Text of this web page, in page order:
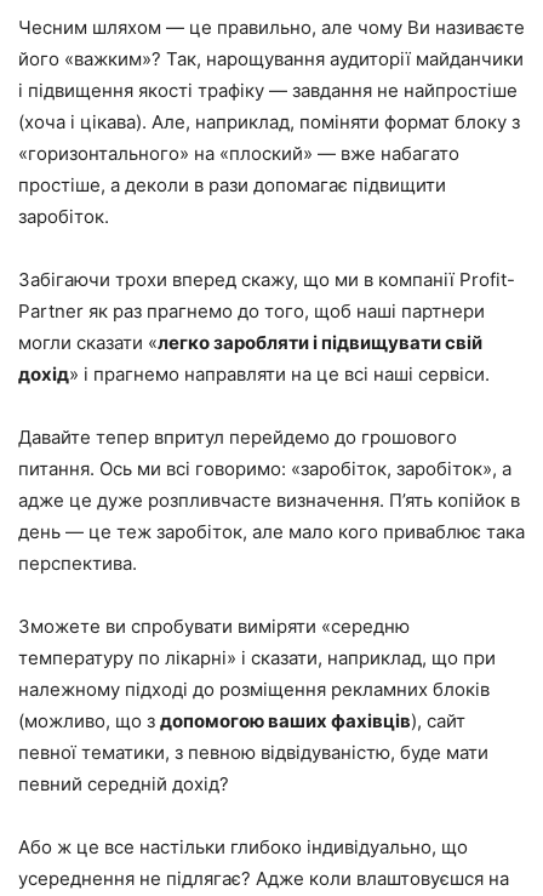
Чесним шляхом — це правильно, але чому Ви називаєте
його «важким»? Так, нарощування аудиторії майданчики
і підвищення якості трафіку — завдання не найпростіше
(хоча і цікава). Але, наприклад, поміняти формат блоку з
«горизонтального» на «плоский» — вже набагато
простіше, а деколи в рази допомагає підвищити
заробіток.
Забігаючи трохи вперед скажу, що ми в компанії Profit-
Partner як раз прагнемо до того, щоб наші партнери
могли сказати «легко заробляти і підвищувати свій
дохід» і прагнемо направляти на це всі наші сервіси.
Давайте тепер впритул перейдемо до грошового
питання. Ось ми всі говоримо: «заробіток, заробіток», а
адже це дуже розпливчасте визначення. П’ять копійок в
день — це теж заробіток, але мало кого приваблює така
перспектива.
Зможете ви спробувати виміряти «середню
температуру по лікарні» і сказати, наприклад, що при
належному підході до розміщення рекламних блоків
(можливо, що з допомогою ваших фахівців), сайт
певної тематики, з певною відвідуваністю, буде мати
певний середній дохід?
Або ж це все настільки глибоко індивідуально, що
усереднення не підлягає? Адже коли влаштовуєшся на